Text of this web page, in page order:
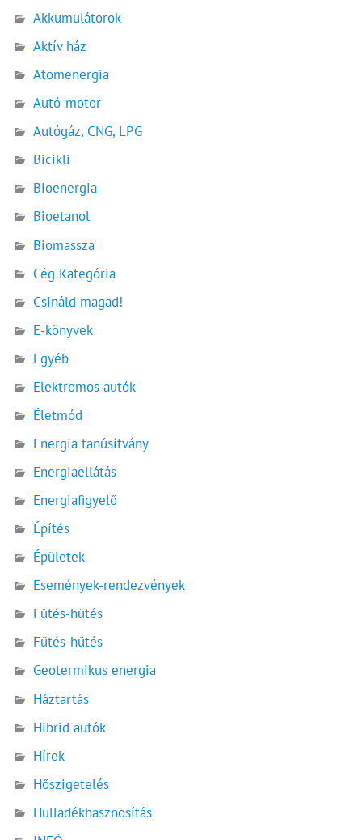
Akkumulátorok
Aktív ház
Atomenergia
Autó-motor
Autógáz, CNG, LPG
Bicikli
Bioenergia
Bioetanol
Biomassza
Cég Kategória
Csináld magad!
E-könyvek
Egyéb
Elektromos autók
Életmód
Energia tanúsítvány
Energiaellátás
Energiafigyelő
Építés
Épületek
Események-rendezvények
Fűtés-hűtés
Fűtés-hűtés
Geotermikus energia
Háztartás
Hibrid autók
Hírek
Hőszigetelés
Hulladékhasznosítás